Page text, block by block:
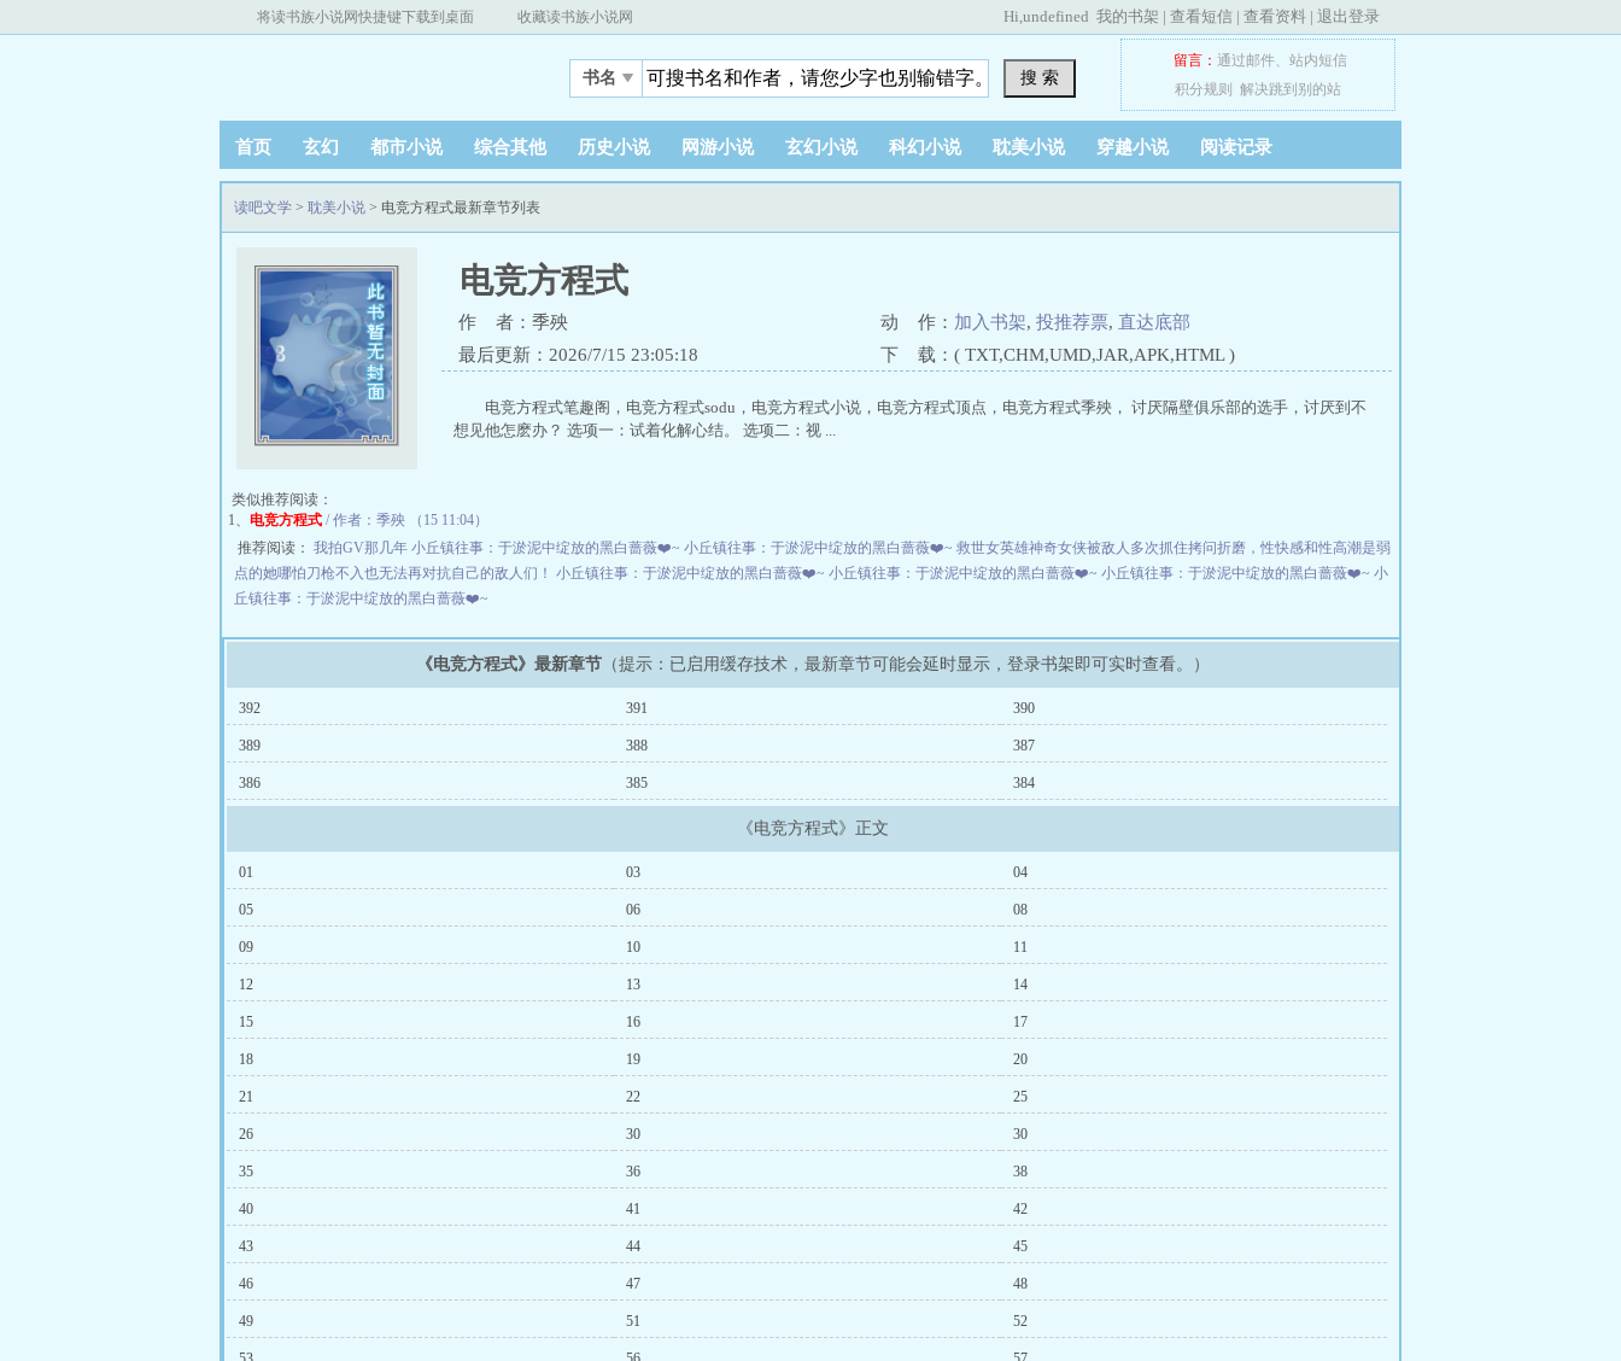
将读书族小说网快捷键下载到桌面 收藏读书族小说网 Hi,undefined 我的书架 | 查看短信 | 查看资料 | 退出登录
书名 搜 索
留言： 通过邮件、 站内短信
积分规则
解决跳到别的站
首页 玄幻 都市小说 综合其他 历史小说 网游小说 玄幻小说 科幻小说 耽美小说 穿越小说 阅读记录
读吧文学 > 耽美小说 > 电竞方程式最新章节列表
电竞方程式
作 者：季殃 动 作： 加入书架, 投推荐票, 直达底部
最后更新：2026/7/15 23:05:18
下 载：( TXT,CHM,UMD,JAR,APK,HTML )
电竞方程式笔趣阁，电竞方程式sodu，电竞方程式小说，电竞方程式顶点，电竞方程式季殃， 讨厌隔壁俱乐部的选手，讨厌到不
想见他怎麽办？ 选项一：试着化解心结。 选项二：视 ...
类似推荐阅读：
1、 电竞方程式 / 作者：季殃 （15 11:04）
推荐阅读： 我拍GV那几年 小丘镇往事：于淤泥中绽放的黑白蔷薇❤️~ 小丘镇往事：于淤泥中绽放的黑白蔷薇❤️~ 救世女英雄神奇女侠被敌人多次抓住拷问折磨，性快感和性高潮是弱
点的她哪怕刀枪不入也无法再对抗自己的敌人们！ 小丘镇往事：于淤泥中绽放的黑白蔷薇❤️~ 小丘镇往事：于淤泥中绽放的黑白蔷薇❤️~ 小丘镇往事：于淤泥中绽放的黑白蔷薇❤️~ 小
丘镇往事：于淤泥中绽放的黑白蔷薇❤️~
《电竞方程式》最新章节 （提示：已启用缓存技术，最新章节可能会延时显示，登录书架即可实时查看。）
392 391 390
389 388 387
386 385 384
《电竞方程式》正文
01 03 04
05 06 08
09 10 11
12 13 14
15 16 17
18 19 20
21 22 25
26 30 30
35 36 38
40 41 42
43 44 45
46 47 48
49 51 52